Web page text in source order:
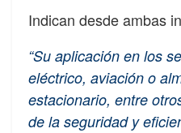
Indican desde ambas
“Su aplicación en los
eléctrico, aviación o
estacionario, entre
de la seguridad y